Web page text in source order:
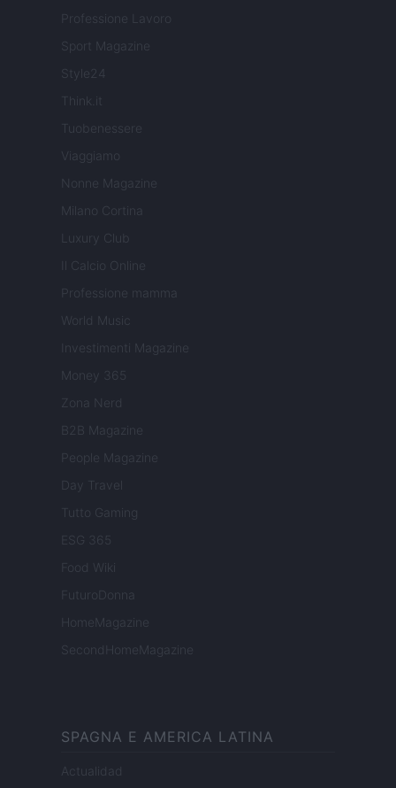
Professione Lavoro
Sport Magazine
Style24
Think.it
Tuobenessere
Viaggiamo
Nonne Magazine
Milano Cortina
Luxury Club
Il Calcio Online
Professione mamma
World Music
Investimenti Magazine
Money 365
Zona Nerd
B2B Magazine
People Magazine
Day Travel
Tutto Gaming
ESG 365
Food Wiki
FuturoDonna
HomeMagazine
SecondHomeMagazine
SPAGNA E AMERICA LATINA
Actualidad